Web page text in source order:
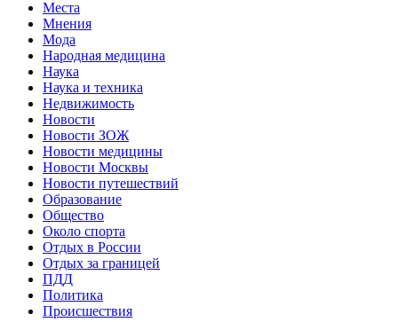
Места
Мнения
Мода
Народная медицина
Наука
Наука и техника
Недвижимость
Новости
Новости ЗОЖ
Новости медицины
Новости Москвы
Новости путешествий
Образование
Общество
Около спорта
Отдых в России
Отдых за границей
ПДД
Политика
Происшествия